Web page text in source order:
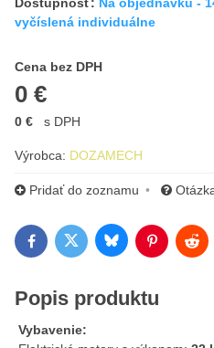
vyčíslená individuálne
Cena bez DPH
0 €
Cena s DPH
0 € s DPH
Výrobca: DOZAMECH
Pridať do zoznamu
FacebookTwitterBlueskyPinterest
Popis produktu
Vybavenie: